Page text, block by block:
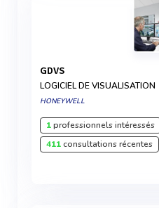
GDVS
LOGICIEL DE VISUALISATION
HONEYWELL
1professionnels intéressés
411consultations récentes